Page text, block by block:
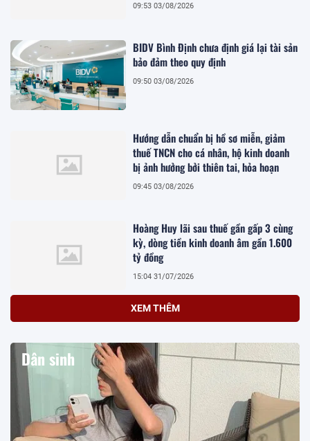
09:53 03/08/2026
BIDV Bình Định chưa định giá lại tài sản
bảo đảm theo quy định
09:50 03/08/2026
Hướng dẫn chuẩn bị hồ sơ miễn, giảm
thuế TNCN cho cá nhân, hộ kinh doanh
bị ảnh hưởng bởi thiên tai, hỏa hoạn
09:45 03/08/2026
Hoàng Huy lãi sau thuế gần gấp 3 cùng
kỳ, dòng tiền kinh doanh âm gần 1.600
tỷ đồng
15:04 31/07/2026
XEM THÊM
Dân sinh